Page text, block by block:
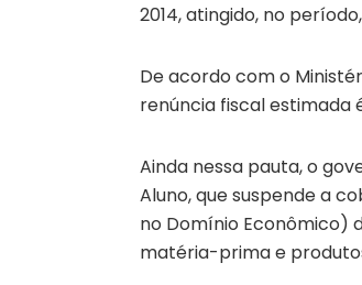
2014, atingido, no
De acordo com o
renúncia fiscal estimada
Ainda nessa pauta, o
Aluno, que suspende a
no Domínio Econômico)
matéria-prima e